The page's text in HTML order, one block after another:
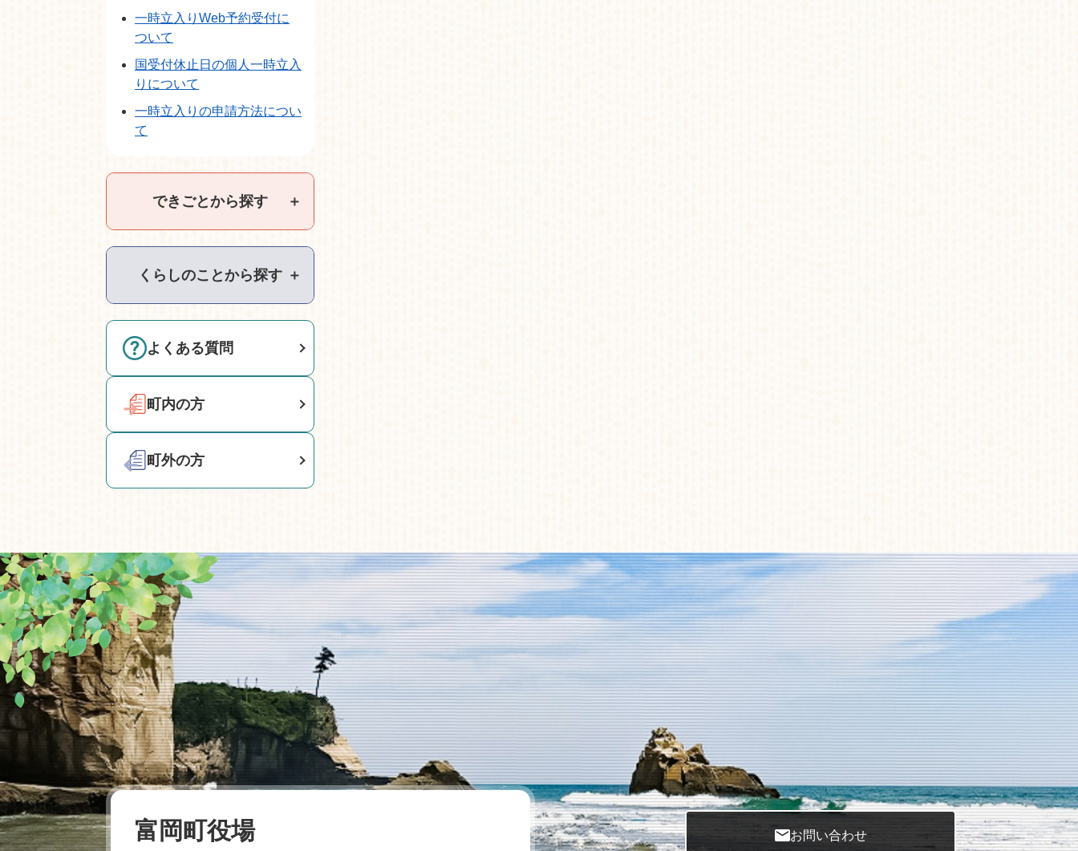
一時立入りWeb予約受付に
ついて
国受付休止日の個人一時立入
りについて
一時立入りの申請方法につい
て
できごとから探す ＋
くらしのことから探す ＋
よくある質問
町内の方
町外の方
お問い合わせ
富岡町役場